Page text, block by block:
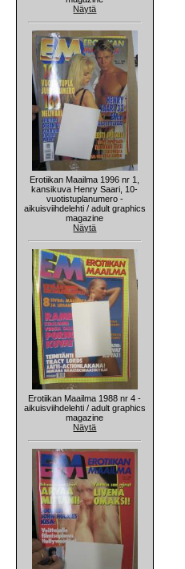
Näytä
Erotiikan Maailma 1996 nr 1,
kansikuva Henry Saari, 10-
vuotistuplanumero -
aikuisviihdelehti / adult graphics
magazine
Näytä
Erotiikan Maailma 1988 nr 4 -
aikuisviihdelehti / adult graphics
magazine
Näytä